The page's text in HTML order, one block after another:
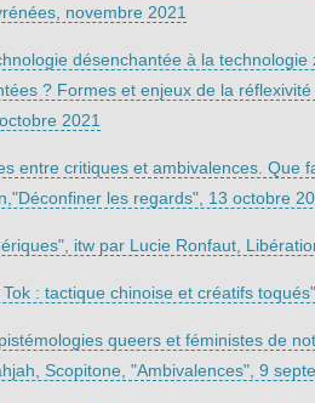
novembre 2021
désenchantée à la
? Formes et enjeux de la
2021
entre critiques et ambivalences. Que
les regards", 13 octobre
itw par Lucie Ronfaut,
: tactique chinoise et créatifs
queers et féministes de
Scopitone, "Ambivalences", 9